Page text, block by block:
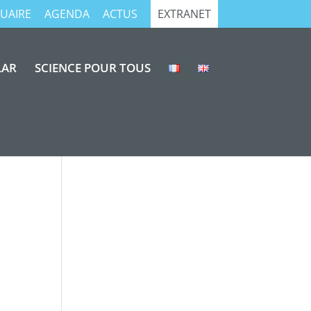
AGENDA ACTUS EXTRANET
SCIENCE POUR TOUS